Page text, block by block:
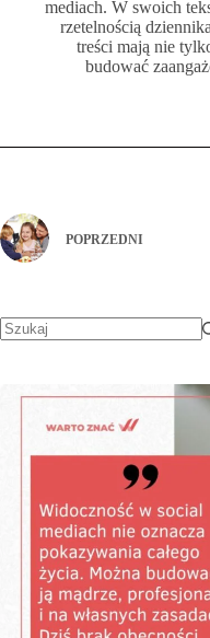
mediach. W swoich
rzetelnością
treści mają nie
budować
POPRZEDNI